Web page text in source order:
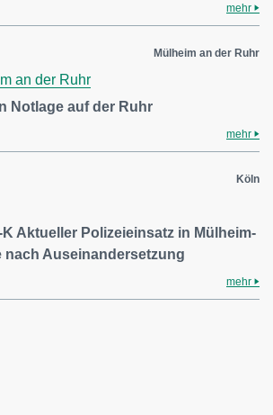
mehr
Mülheim an der Ruhr
an der Ruhr
Notlage auf der Ruhr
mehr
Köln
K Aktueller Polizeieinsatz in Mülheim-
nach Auseinandersetzung
mehr